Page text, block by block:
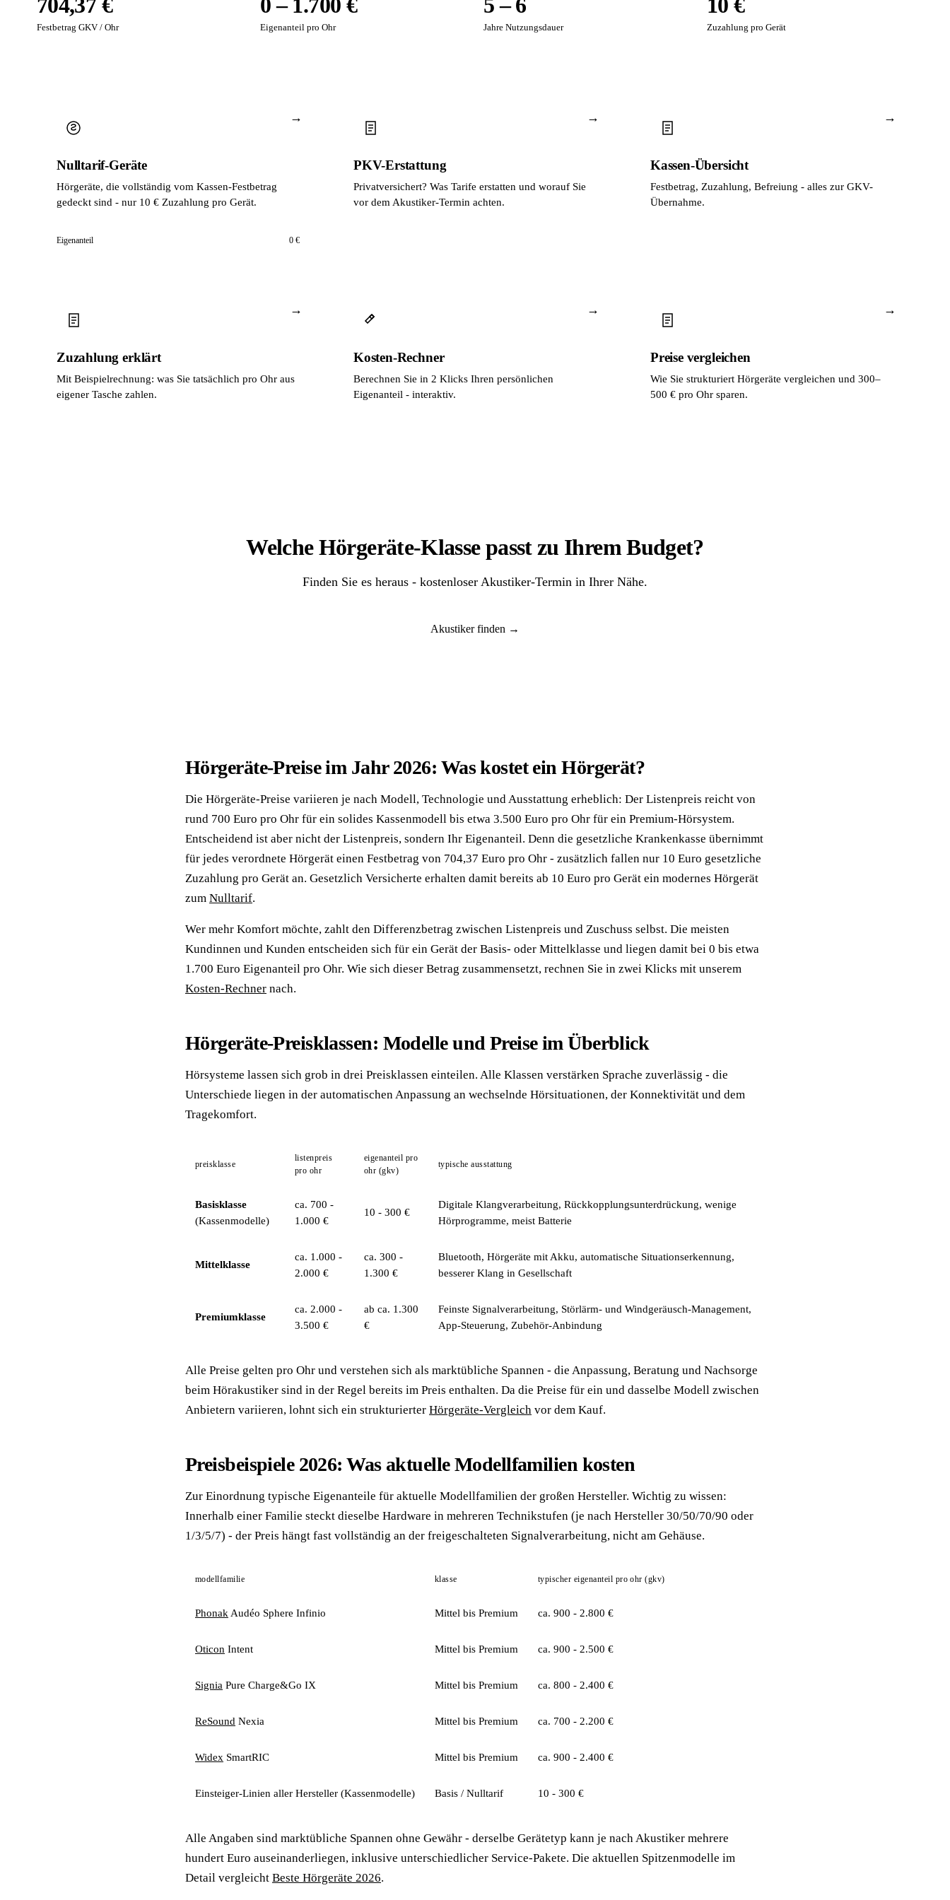
704,37 €
Festbetrag GKV / Ohr
0 – 1.700 €
Eigenanteil pro Ohr
5 – 6
Jahre Nutzungsdauer
10 €
Zuzahlung pro Gerät
→
Nulltarif-Geräte
Hörgeräte, die vollständig vom Kassen-Festbetrag
gedeckt sind - nur 10 € Zuzahlung pro Gerät.
Eigenanteil 0 €
→
PKV-Erstattung
Privatversichert? Was Tarife erstatten und worauf Sie
vor dem Akustiker-Termin achten.
→
Kassen-Übersicht
Festbetrag, Zuzahlung, Befreiung - alles zur GKV-
Übernahme.
→
Zuzahlung erklärt
Mit Beispielrechnung: was Sie tatsächlich pro Ohr aus
eigener Tasche zahlen.
→
Kosten-Rechner
Berechnen Sie in 2 Klicks Ihren persönlichen
Eigenanteil - interaktiv.
→
Preise vergleichen
Wie Sie strukturiert Hörgeräte vergleichen und 300–
500 € pro Ohr sparen.
Welche Hörgeräte-Klasse passt zu Ihrem Budget?
Finden Sie es heraus - kostenloser Akustiker-Termin in Ihrer Nähe.
Akustiker finden →
Hörgeräte-Preise im Jahr 2026: Was kostet ein Hörgerät?
Die Hörgeräte-Preise variieren je nach Modell, Technologie und Ausstattung erheblich: Der Listenpreis reicht von
rund 700 Euro pro Ohr für ein solides Kassenmodell bis etwa 3.500 Euro pro Ohr für ein Premium-Hörsystem.
Entscheidend ist aber nicht der Listenpreis, sondern Ihr Eigenanteil. Denn die gesetzliche Krankenkasse übernimmt
für jedes verordnete Hörgerät einen Festbetrag von 704,37 Euro pro Ohr - zusätzlich fallen nur 10 Euro gesetzliche
Zuzahlung pro Gerät an. Gesetzlich Versicherte erhalten damit bereits ab 10 Euro pro Gerät ein modernes Hörgerät
zum Nulltarif.
Wer mehr Komfort möchte, zahlt den Differenzbetrag zwischen Listenpreis und Zuschuss selbst. Die meisten
Kundinnen und Kunden entscheiden sich für ein Gerät der Basis- oder Mittelklasse und liegen damit bei 0 bis etwa
1.700 Euro Eigenanteil pro Ohr. Wie sich dieser Betrag zusammensetzt, rechnen Sie in zwei Klicks mit unserem
Kosten-Rechner nach.
Hörgeräte-Preisklassen: Modelle und Preise im Überblick
Hörsysteme lassen sich grob in drei Preisklassen einteilen. Alle Klassen verstärken Sprache zuverlässig - die
Unterschiede liegen in der automatischen Anpassung an wechselnde Hörsituationen, der Konnektivität und dem
Tragekomfort.
preisklasse
listenpreis
pro ohr
eigenanteil pro
ohr (gkv)
typische ausstattung
Basisklasse
(Kassenmodelle)
ca. 700 -
1.000 €
10 - 300 €
Digitale Klangverarbeitung, Rückkopplungsunterdrückung, wenige
Hörprogramme, meist Batterie
Mittelklasse
ca. 1.000 -
2.000 €
ca. 300 -
1.300 €
Bluetooth, Hörgeräte mit Akku, automatische Situationserkennung,
besserer Klang in Gesellschaft
Premiumklasse
ca. 2.000 -
3.500 €
ab ca. 1.300
€
Feinste Signalverarbeitung, Störlärm- und Windgeräusch-Management,
App-Steuerung, Zubehör-Anbindung
Alle Preise gelten pro Ohr und verstehen sich als marktübliche Spannen - die Anpassung, Beratung und Nachsorge
beim Hörakustiker sind in der Regel bereits im Preis enthalten. Da die Preise für ein und dasselbe Modell zwischen
Anbietern variieren, lohnt sich ein strukturierter Hörgeräte-Vergleich vor dem Kauf.
Preisbeispiele 2026: Was aktuelle Modellfamilien kosten
Zur Einordnung typische Eigenanteile für aktuelle Modellfamilien der großen Hersteller. Wichtig zu wissen:
Innerhalb einer Familie steckt dieselbe Hardware in mehreren Technikstufen (je nach Hersteller 30/50/70/90 oder
1/3/5/7) - der Preis hängt fast vollständig an der freigeschalteten Signalverarbeitung, nicht am Gehäuse.
modellfamilie klasse typischer eigenanteil pro ohr (gkv)
PhonakAudéo Sphere Infinio Mittel bis Premium ca. 900 - 2.800 €
Oticon Intent Mittel bis Premium ca. 900 - 2.500 €
Signia Pure Charge&Go IX Mittel bis Premium ca. 800 - 2.400 €
ReSound Nexia Mittel bis Premium ca. 700 - 2.200 €
Widex SmartRIC Mittel bis Premium ca. 900 - 2.400 €
Einsteiger-Linien aller Hersteller (Kassenmodelle) Basis / Nulltarif 10 - 300 €
Alle Angaben sind marktübliche Spannen ohne Gewähr - derselbe Gerätetyp kann je nach Akustiker mehrere
hundert Euro auseinanderliegen, inklusive unterschiedlicher Service-Pakete. Die aktuellen Spitzenmodelle im
Detail vergleicht Beste Hörgeräte 2026.